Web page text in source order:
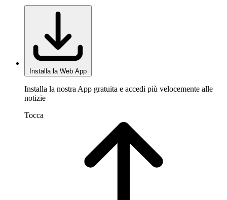
Installa la Web App
Installa la nostra App gratuita e accedi più velocemente alle
notizie
Tocca